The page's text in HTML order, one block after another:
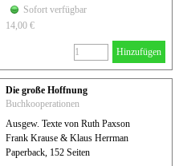
Sofort verfügbar
14,00 €
Hinzufügen
Die große Hoffnung
Buchkooperationen
Ausgew. Texte von Ruth Paxson
Frank Krause & Klaus Herrman
Paperback, 152 Seiten